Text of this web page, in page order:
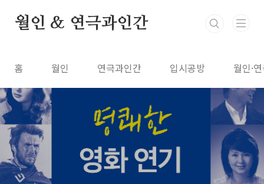
월인 & 연극과인간
홈 월인 연극과인간 입시공방 월인·